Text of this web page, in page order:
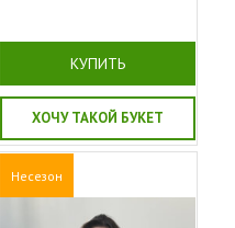
КУПИТЬ
ХОЧУ ТАКОЙ БУКЕТ
Несезон